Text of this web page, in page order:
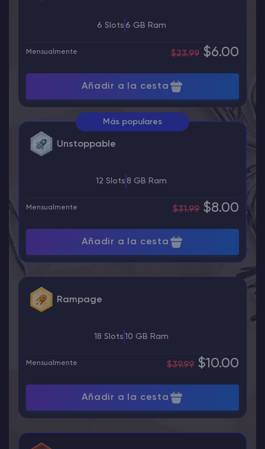
6 Slots 6 GB Ram
Mensualmente $23.99 $6.00
Añadir a la cesta
Más populares
Unstoppable
12 Slots 8 GB Ram
Mensualmente $31.99 $8.00
Añadir a la cesta
Rampage
18 Slots 10 GB Ram
Mensualmente $39.99 $10.00
Añadir a la cesta